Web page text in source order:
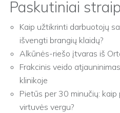
Paskutiniai
Kaip užtikrinti darbuotojų
išvengti brangių klaidų?
Alkūnės-riešo įtvaras iš
Frakcinis veido
klinikoje
Pietūs per 30 minučių:
virtuvės vergu?